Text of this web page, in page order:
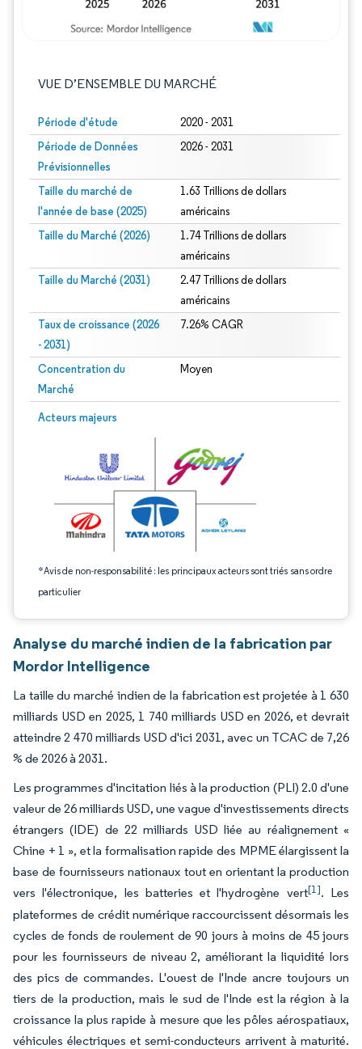
VUE D’ENSEMBLE DU MARCHÉ
Période d'étude 2020 - 2031
Période de Données
Prévisionnelles
2026 - 2031
Taille du marché de
l'année de base (2025)
1.63 Trillions de dollars
américains
Taille du Marché (2026)
1.74 Trillions de dollars
américains
Taille du Marché (2031)
2.47 Trillions de dollars
américains
Taux de croissance (2026
- 2031)
7.26% CAGR
Concentration du
Marché
Moyen
Acteurs majeurs
*Avis de non-responsabilité : les principaux acteurs sont triés sans ordre
particulier
Image © Mordor Intelligence. La réutilisation nécessite une attribution sous CC
Analyse du marché indien de la fabrication par
Mordor Intelligence
La taille du marché indien de la fabrication est projetée à 1 630
milliards USD en 2025, 1 740 milliards USD en 2026, et devrait
atteindre 2 470 milliards USD d'ici 2031, avec un TCAC de 7,26
% de 2026 à 2031.
Les programmes d'incitation liés à la production (PLI) 2.0 d'une
valeur de 26 milliards USD, une vague d'investissements directs
étrangers (IDE) de 22 milliards USD liée au réalignement «
Chine + 1 », et la formalisation rapide des MPME élargissent la
base de fournisseurs nationaux tout en orientant la production
vers l'électronique, les batteries et l'hydrogène vert[1]. Les
plateformes de crédit numérique raccourcissent désormais les
cycles de fonds de roulement de 90 jours à moins de 45 jours
pour les fournisseurs de niveau 2, améliorant la liquidité lors
des pics de commandes. L'ouest de l'Inde ancre toujours un
tiers de la production, mais le sud de l'Inde est la région à la
croissance la plus rapide à mesure que les pôles aérospatiaux,
véhicules électriques et semi-conducteurs arrivent à maturité.